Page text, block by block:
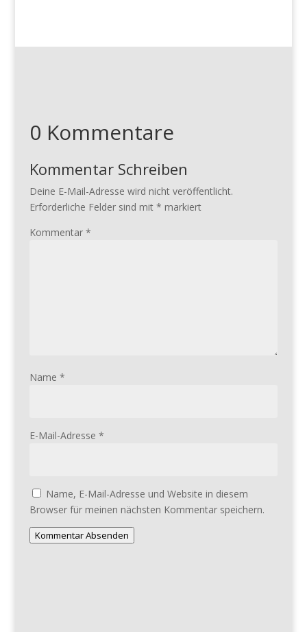
0 Kommentare
Kommentar Schreiben
Deine E-Mail-Adresse wird nicht veröffentlicht.
Erforderliche Felder sind mit * markiert
Kommentar *
Name *
E-Mail-Adresse *
Name, E-Mail-Adresse und Website in diesem
Browser für meinen nächsten Kommentar speichern.
Kommentar Absenden